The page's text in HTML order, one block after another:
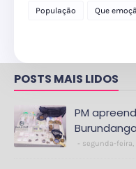
delegacia
População Que
POSTS MAIS LIDOS
PM
segunda-feira,